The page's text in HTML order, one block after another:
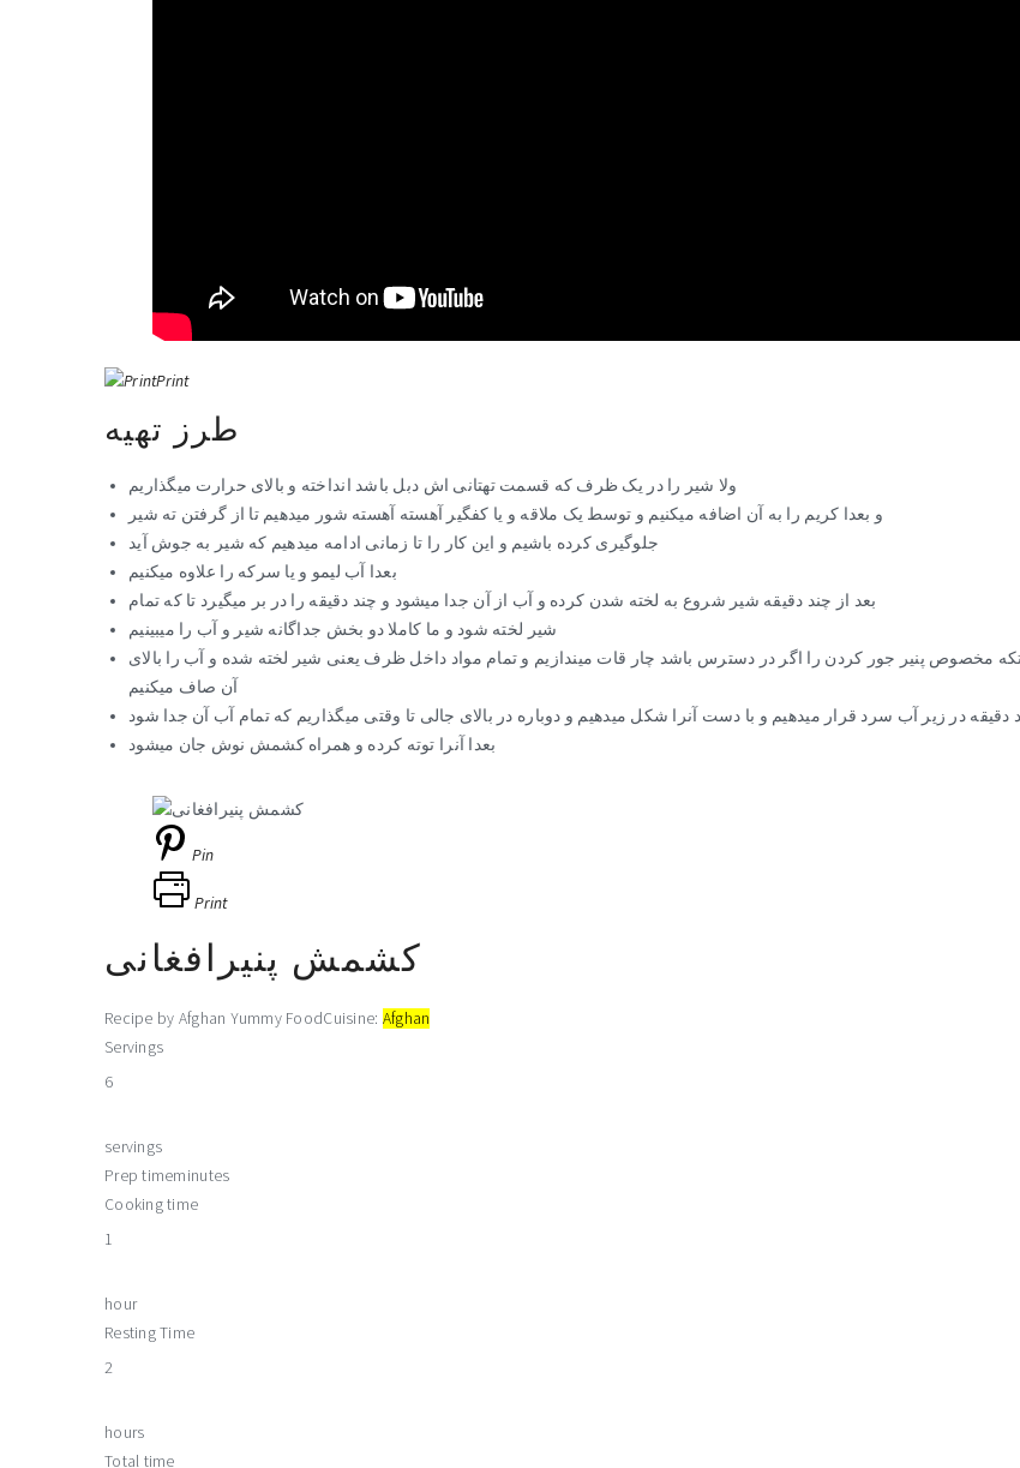
Print
طرز تهیه
ولا شیر را در یک ظرف که قسمت تهتانی اش دبل باشد انداخته و بالای حرارت میگذاریم
و بعدا کریم را به آن اضافه میکنیم و توسط یک ملاقه و یا کفگیر آهسته آهسته شور میدهیم تا از گرفتن ته شیر
جلوگیری کرده باشیم و این کار را تا زمانی ادامه میدهیم که شیر به جوش آید
بعدا آب لیمو و یا سرکه را علاوه میکنیم
بعد از چند دقیقه شیر شروع به لخته شدن کرده و آب از آن جدا میشود و چند دقیقه را در بر میگیرد تا که تمام
شیر لخته شود و ما کاملا دو بخش جداگانه شیر و آب را میبینیم
تکه مخصوص پنیر جور کردن را اگر در دسترس باشد چار قات میندازیم و تمام مواد داخل ظرف یعنی شیر لخته شده و آب را بالای
آن صاف میکنیم
در زیر آب سرد قرار میدهیم و با دست آنرا شکل میدهیم و دوباره در بالای جالی تا وقتی میگذاریم که تمام آب آن جدا شود
بعدا آنرا توته کرده و همراه کشمش نوش جان میشود
Pin
Print
کشمش پنیرافغانی
Recipe by Afghan Yummy FoodCuisine: Afghan
Servings
6
servings
Prep timeminutes
Cooking time
1
hour
Resting Time
2
hours
Total time